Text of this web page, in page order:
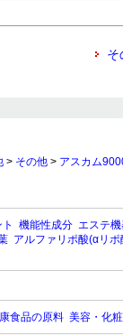
そ
> その他 > アスカム
機能性成分 エステ
アルファリポ酸(αリポ
食品の原料 美容・化